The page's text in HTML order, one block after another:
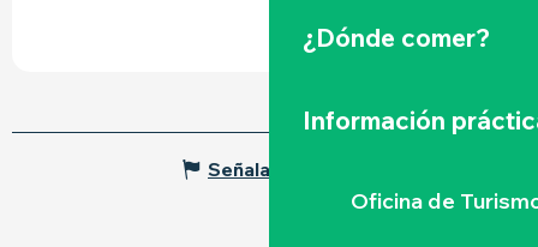
¿Dónde comer?
Información
Oficina de
Señalar un error